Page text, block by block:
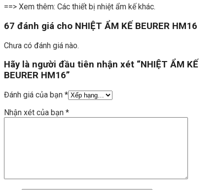
==> Xem thêm: Các thiết bị nhiệt ẩm kế khác.
67 đánh giá cho NHIỆT ẨM KẾ BEURER HM16
Chưa có đánh giá nào.
Hãy là người đầu tiên nhận xét “NHIỆT ẨM KẾ
BEURER HM16”
Đánh giá của bạn *
Nhận xét của bạn *